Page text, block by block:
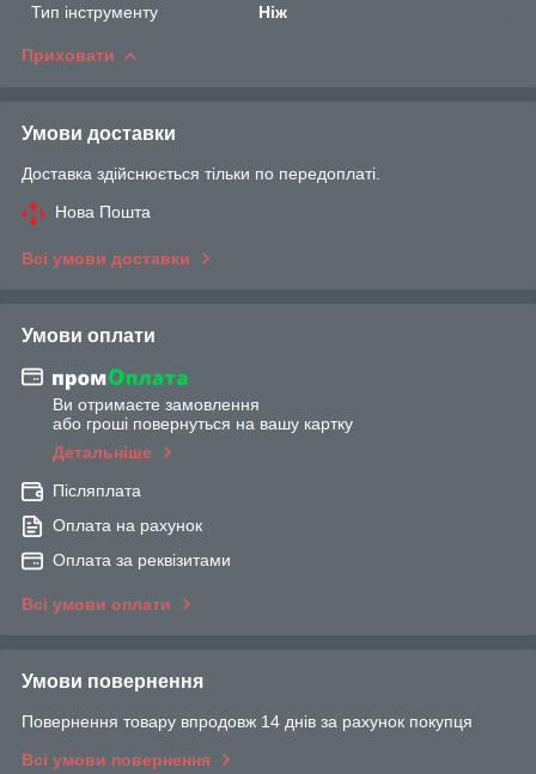
Тип інструменту
Ніж
Приховати
Умови доставки
Доставка здійснюється тільки по передоплаті.
Нова Пошта
Всі умови доставки
Умови оплати
Ви отримаєте замовлення
або гроші повернуться на вашу картку
Детальніше
Післяплата
Оплата на рахунок
Оплата за реквізитами
Всі умови оплати
Умови повернення
Повернення товару впродовж 14 днів за рахунок покупця
Всі умови повернення